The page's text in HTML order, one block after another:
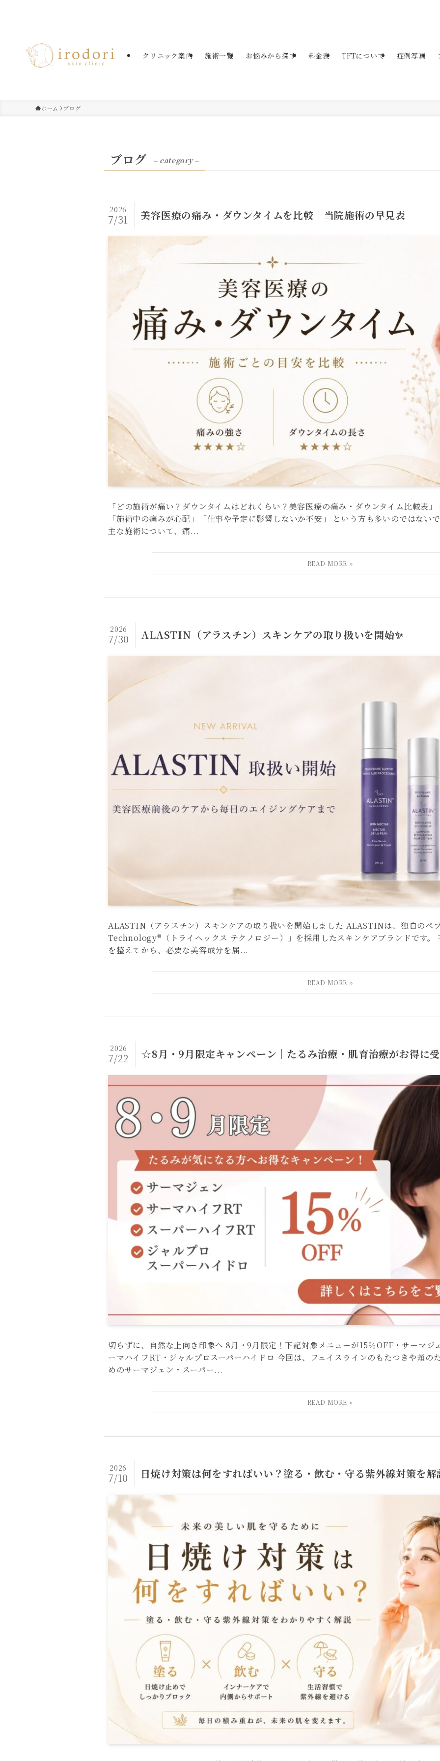
クリニック案内 施術一覧 お悩みから探す 料金表 TFTについて 症例写真
ホーム ブログ
ブログ – category –
美容医療の痛み・ダウンタイムを比較｜当院施術の早見表
2026
7/31
「どの施術が痛い？ダウンタイムはどれくらい？美容医療の痛み・ダウンタイム比較表
「施術中の痛みが心配」「仕事や予定に影響しないか不安」 という方も多いのではない
主な施術について、痛...
ALASTIN（アラスチン）スキンケアの取り扱いを開始✨
2026
7/30
ALASTIN（アラスチン）スキンケアの取り扱いを開始しました ALASTINは、独自のペ
Technology®（トライヘックス テクノロジー）」を採用したスキンケアブランドです。
を整えてから、必要な美容成分を届...
☆8月・9月限定キャンペーン｜たるみ治療・肌育治療がお得に
2026
7/22
切らずに、自然な上向き印象へ 8月・9月限定！下記対象メニューが15％OFF・サーマジ
ーマハイフRT・ジャルプロスーパーハイドロ 今回は、フェイスラインのもたつきや頬の
めのサーマジェン・スーパー...
日焼け対策は何をすればいい？塗る・飲む・守る紫外線対策を解
2026
7/10